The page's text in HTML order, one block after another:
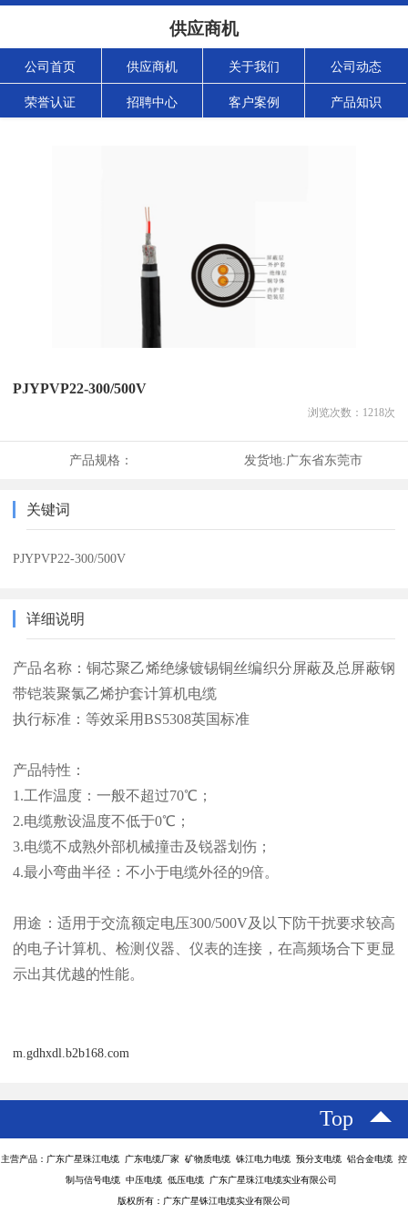
供应商机
公司首页 供应商机 关于我们 公司动态
荣誉认证 招聘中心 客户案例 产品知识
PJYPVP22-300/500V
浏览次数： 1218次
产品规格： 发货地:广东省东莞市
关键词
PJYPVP22-300/500V
详细说明
产品名称：铜芯聚乙烯绝缘镀锡铜丝编织分屏蔽及总屏蔽钢
带铠装聚氯乙烯护套计算机电缆
执行标准：等效采用BS5308英国标准
产品特性：
1.工作温度：一般不超过70℃；
2.电缆敷设温度不低于0℃；
3.电缆不成熟外部机械撞击及锐器划伤；
4.最小弯曲半径：不小于电缆外径的9倍。
用途：适用于交流额定电压300/500V及以下防干扰要求较高
的电子计算机、检测仪器、仪表的连接，在高频场合下更显
示出其优越的性能。
m.gdhxdl.b2b168.com
Top
主营产品：广东广星珠江电缆 广东电缆厂家 矿物质电缆 铢江电力电缆 预分支电缆 铝合金电缆 控
制与信号电缆 中压电缆 低压电缆 广东广星珠江电缆实业有限公司
版权所有：广东广星铢江电缆实业有限公司